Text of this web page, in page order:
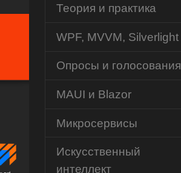
Теория и практика
WPF, MVVM, Silverlight
Опросы и голосования
MAUI и Blazor
Микросервисы
Искусственный
интеллект